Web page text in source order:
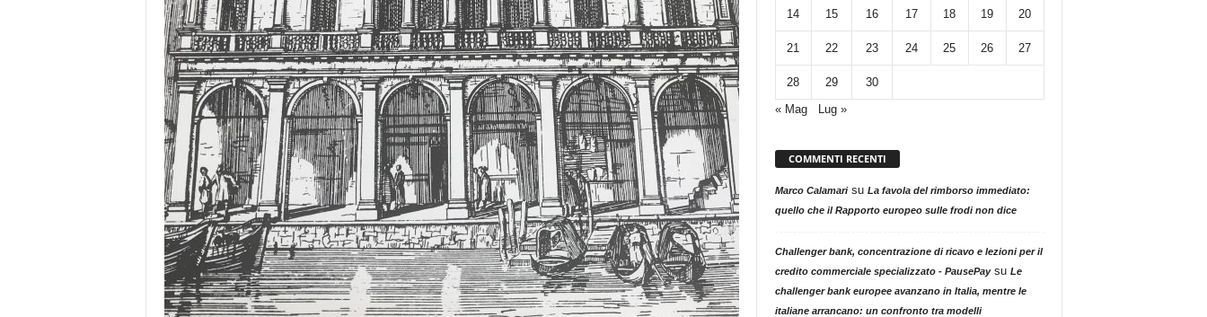
14 15 16 17 18 19 20
21 22 23 24 25 26 27
28 29
30
« Mag
Lug »
COMMENTI RECENTI
Marco Calamarisu La favola del rimborso immediato:
quello che il Rapporto europeo sulle frodi non dice
Challenger bank, concentrazione di ricavo e lezioni per il
credito commerciale specializzato - PausePaysu Le
challenger bank europee avanzano in Italia, mentre le
italiane arrancano: un confronto tra modelli